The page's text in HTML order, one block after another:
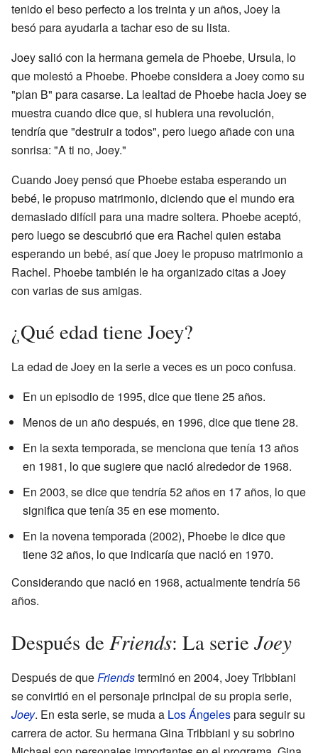
tenido el beso perfecto a los treinta y un años, Joey la
besó para ayudarla a tachar eso de su lista.
Joey salió con la hermana gemela de Phoebe, Ursula, lo
que molestó a Phoebe. Phoebe considera a Joey como su
"plan B" para casarse. La lealtad de Phoebe hacia Joey se
muestra cuando dice que, si hubiera una revolución,
tendría que "destruir a todos", pero luego añade con una
sonrisa: "A ti no, Joey."
Cuando Joey pensó que Phoebe estaba esperando un
bebé, le propuso matrimonio, diciendo que el mundo era
demasiado difícil para una madre soltera. Phoebe aceptó,
pero luego se descubrió que era Rachel quien estaba
esperando un bebé, así que Joey le propuso matrimonio a
Rachel. Phoebe también le ha organizado citas a Joey
con varias de sus amigas.
¿Qué edad tiene Joey?
La edad de Joey en la serie a veces es un poco confusa.
En un episodio de 1995, dice que tiene 25 años.
Menos de un año después, en 1996, dice que tiene 28.
En la sexta temporada, se menciona que tenía 13 años
en 1981, lo que sugiere que nació alrededor de 1968.
En 2003, se dice que tendría 52 años en 17 años, lo que
significa que tenía 35 en ese momento.
En la novena temporada (2002), Phoebe le dice que
tiene 32 años, lo que indicaría que nació en 1970.
Considerando que nació en 1968, actualmente tendría 56
años.
Después de Friends: La serieJoey
Después de queFriendsterminó en 2004, Joey Tribbiani
se convirtió en el personaje principal de su propia serie,
Joey. En esta serie, se muda a Los Ángelespara seguir su
carrera de actor. Su hermana Gina Tribbiani y su sobrino